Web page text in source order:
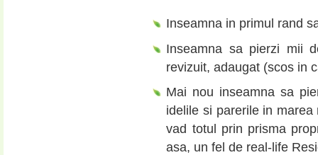
Inseamna in primul rand
Inseamna sa pierzi mii
revizuit, adaugat (scos in
Mai nou inseamna sa
idelile si parerile in
vad totul prin prisma
asa, un fel de real-life